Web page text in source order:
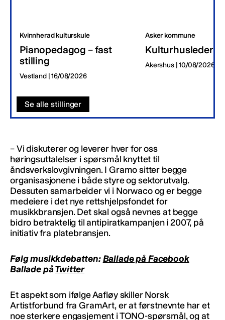
Kvinnherad kulturskule
Pianopedagog – fast
stilling
Vestland | 16/08/2026
Asker kommune
Kulturhusleder
Akershus | 10/08/2026
Se alle stillinger
– Vi diskuterer og leverer hver for oss
høringsuttalelser i spørsmål knyttet til
åndsverkslovgivningen. I Gramo sitter begge
organisasjonene i både styre og sektorutvalg.
Dessuten samarbeider vi i Norwaco og er begge
medeiere i det nye rettshjelpsfondet for
musikkbransjen. Det skal også nevnes at begge
bidro betraktelig til antipiratkampanjen i 2007, på
initiativ fra platebransjen.
Følg musikkdebatten:Ballade på Facebook
Ballade påTwitter
Et aspekt som ifølge Aafløy skiller Norsk
Artistforbund fra GramArt, er at førstnevnte har et
noe sterkere engasjement i TONO-spørsmål, og at